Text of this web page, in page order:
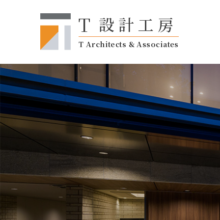
T 設計工房
T Architects & Associates